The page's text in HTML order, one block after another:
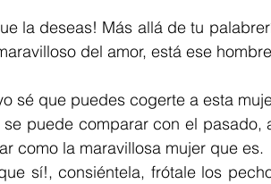
la deseas! Más allá de tu
del amor, está ese
sé que puedes cogerte a esta
puede comparar con el pasado,
como la maravillosa mujer que es.
sí!, consiéntela, frótale los